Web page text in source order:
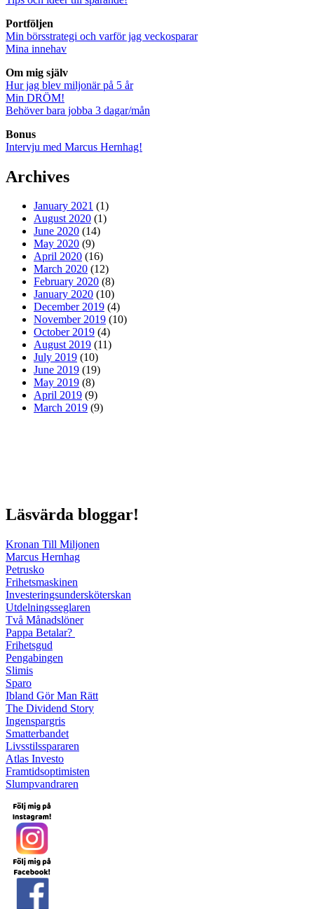
Portföljen
Min börsstrategi och varför jag veckosparar
Mina innehav
Om mig själv
Hur jag blev miljonär på 5 år
Min DRÖM!
Behöver bara jobba 3 dagar/mån
Bonus
Intervju med Marcus Hernhag!
Archives
January 2021 (1)
August 2020 (1)
June 2020 (14)
May 2020 (9)
April 2020 (16)
March 2020 (12)
February 2020 (8)
January 2020 (10)
December 2019 (4)
November 2019 (10)
October 2019 (4)
August 2019 (11)
July 2019 (10)
June 2019 (19)
May 2019 (8)
April 2019 (9)
March 2019 (9)
Läsvärda bloggar!
Kronan Till Miljonen
Marcus Hernhag
Petrusko
Frihetsmaskinen
Investeringsundersköterskan
Utdelningsseglaren
Två Månadslöner
Pappa Betalar?
Frihetsgud
Pengabingen
Slimis
Sparo
Ibland Gör Man Rätt
The Dividend Story
Ingenspargris
Smatterbandet
Livsstilsspararen
Atlas Investo
Framtidsoptimisten
Slumpvandraren